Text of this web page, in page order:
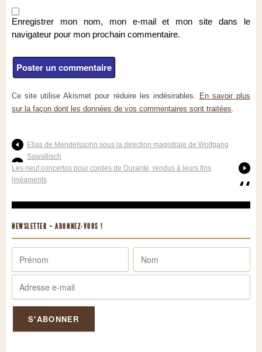
Enregistrer mon nom, mon e-mail et mon site dans le
navigateur pour mon prochain commentaire.
Ce site utilise Akismet pour réduire les indésirables. En savoir plus
sur la façon dont les données de vos commentaires sont traitées
Elias de Mendelssohn sous la direction magistrale de Wolfgang
Sawallisch
Les neuf concertos pour cordes de Durante, rendus à leurs fins
linéaments
NEWSLETTER – ABONNEZ-VOUS !